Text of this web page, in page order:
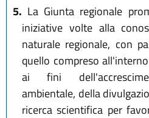
5. La Giunta regionale
iniziative volte alla
naturale regionale, con
quello compreso
ai fini
ambientale, della
ricerca scientifica per